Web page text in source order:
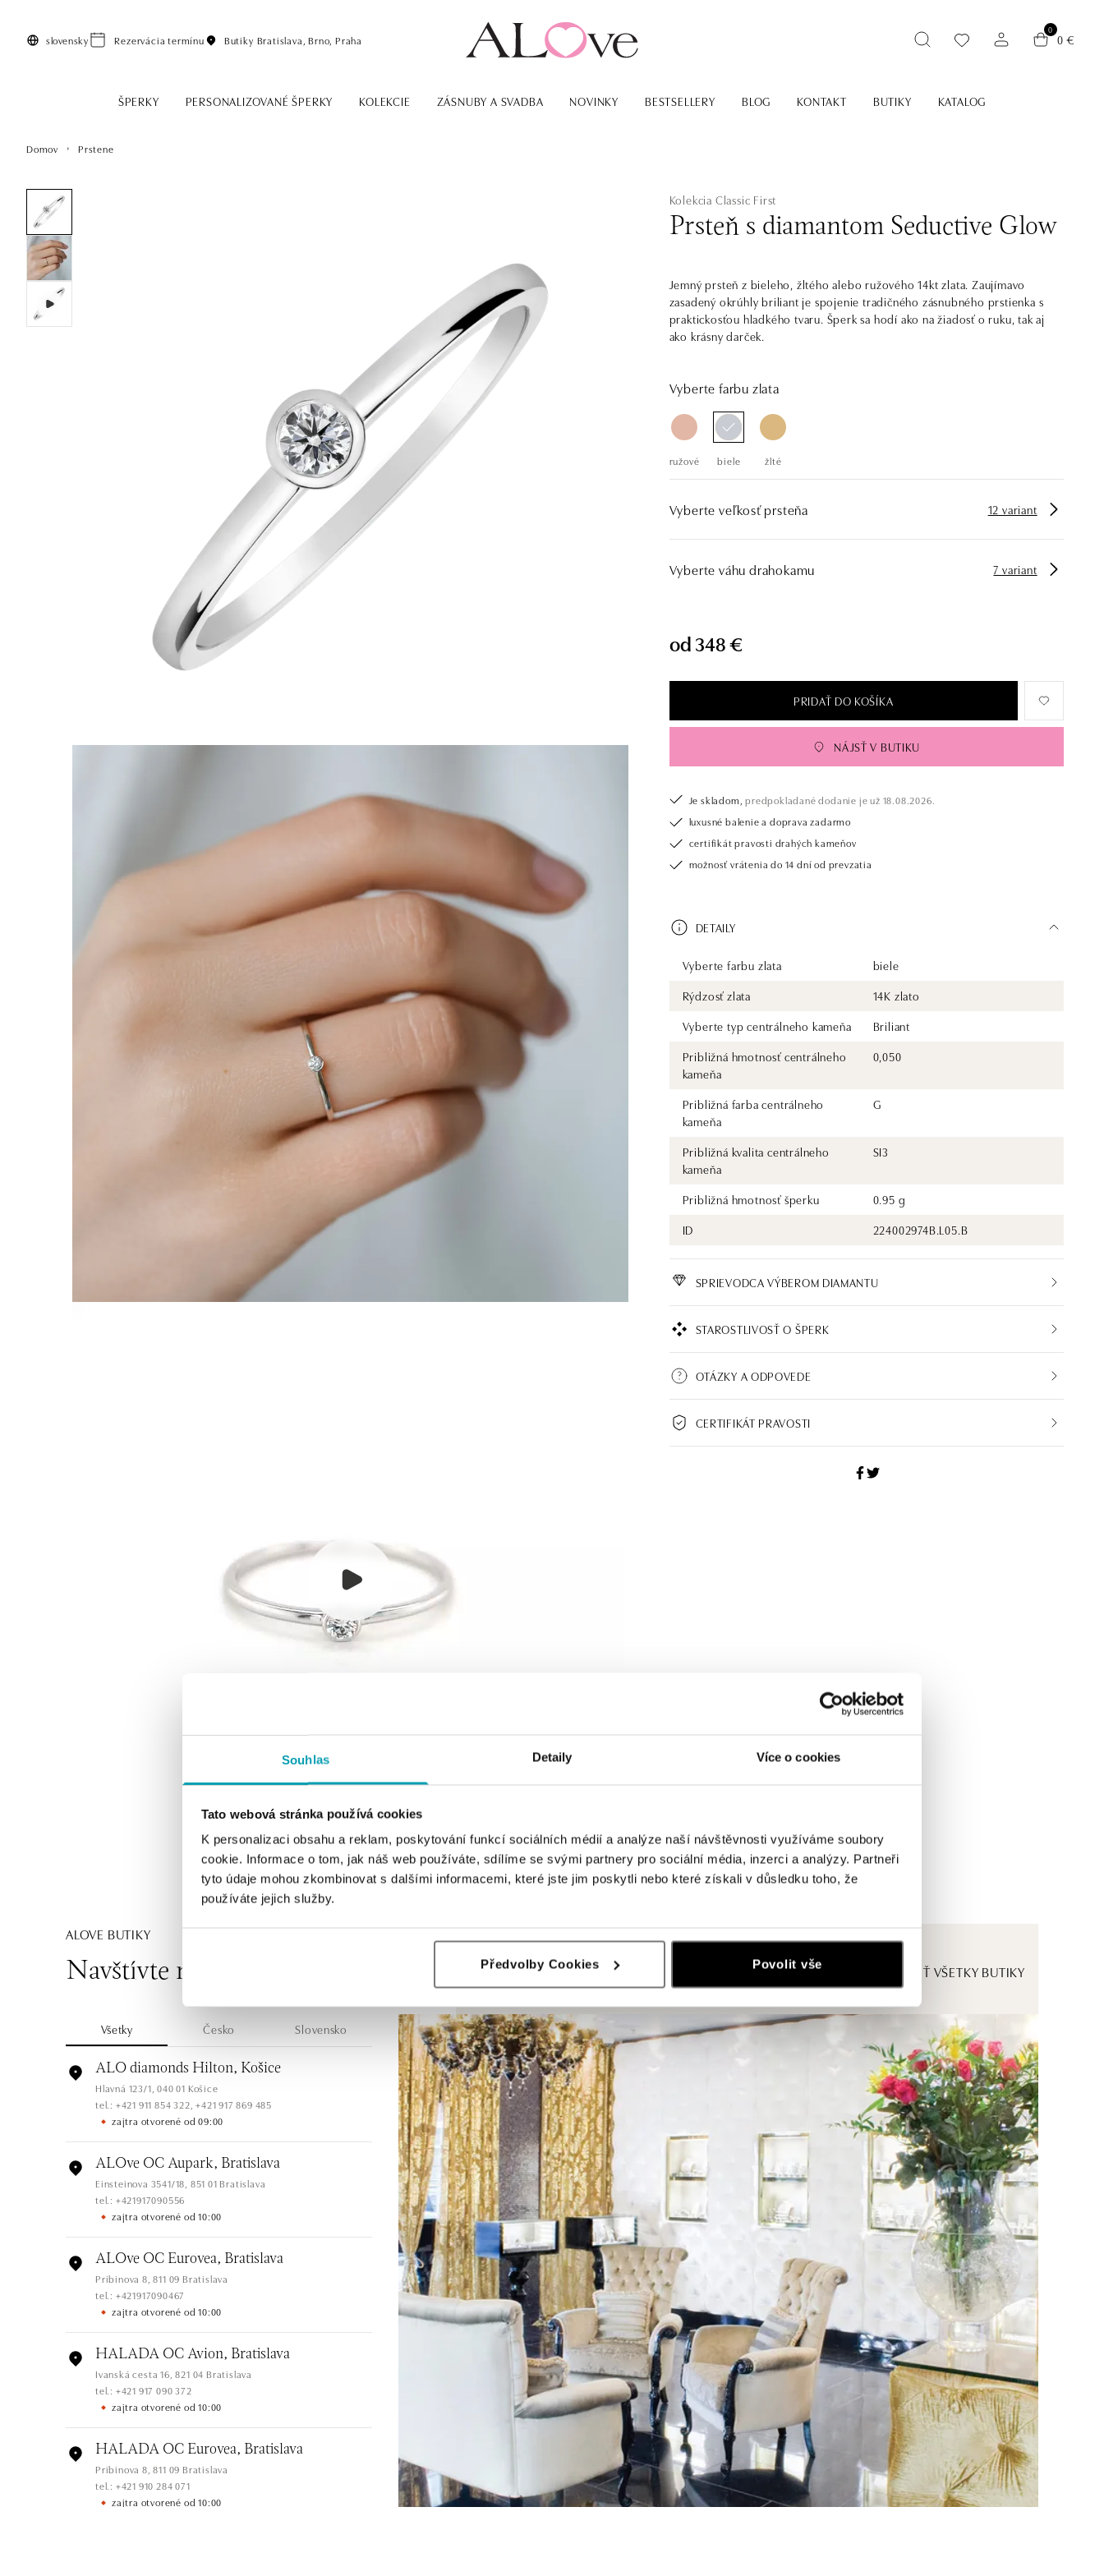
Souhlas Detaily Více o cookies
Tato webová stránka používá cookies
K personalizaci obsahu a reklam, poskytování funkcí sociálních médií a analýze naší návštěvnosti využíváme soubory
cookie. Informace o tom, jak náš web používáte, sdílíme se svými partnery pro sociální média, inzerci a analýzy. Partneři
tyto údaje mohou zkombinovat s dalšími informacemi, které jste jim poskytli nebo které získali v důsledku toho, že
používáte jejich služby.
Předvolby Cookies Povolit vše
slovensky Rezervácia termínu Butiky Bratislava, Brno, Praha
0
0 €
ŠPERKY PERSONALIZOVANÉ ŠPERKY KOLEKCIE ZÁSNUBY A SVADBA NOVINKY BESTSELLERY BLOG KONTAKT BUTIKY KATALOG
Domov Prstene
Kolekcia Classic First
Prsteň s diamantom Seductive Glow
Jemný prsteň z bieleho, žltého alebo ružového 14kt zlata. Zaujímavo
zasadený okrúhly briliant je spojenie tradičného zásnubného prstienka s
praktickosťou hladkého tvaru. Šperk sa hodí ako na žiadosť o ruku, tak aj
ako krásny darček.
Vyberte farbu zlata
ružové biele žlté
Vyberte veľkosť prsteňa 12 variant
Vyberte váhu drahokamu 7 variant
od 348 €
PRIDAŤ DO KOŠÍKA
NÁJSŤ V BUTIKU
Je skladom, predpokladané dodanie je už 18.08.2026.
luxusné balenie a doprava zadarmo
certifikát pravosti drahých kameňov
možnosť vrátenia do 14 dní od prevzatia
DETAILY
Vyberte farbu zlata
biele
Rýdzosť zlata
14K zlato
Vyberte typ centrálneho kameňa
Briliant
Približná hmotnosť centrálneho
kameňa
0,050
Približná farba centrálneho
kameňa
G
Približná kvalita centrálneho
kameňa
SI3
Približná hmotnosť šperku
0.95 g
ID
224002974B.L05.B
SPRIEVODCA VÝBEROM DIAMANTU
STAROSTLIVOSŤ O ŠPERK
OTÁZKY A ODPOVEDE
CERTIFIKÁT PRAVOSTI
ALOVE BUTIKY
Navštívte naše butiky ZOBRAZIŤ VŠETKY BUTIKY
Všetky Česko Slovensko
ALO diamonds Hilton, Košice
Hlavná 123/1, 040 01 Košice
tel.: +421 911 854 322, +421 917 869 485
zajtra otvorené od 09:00
ALOve OC Aupark, Bratislava
Einsteinova 3541/18, 851 01 Bratislava
tel.: +421917090556
zajtra otvorené od 10:00
ALOve OC Eurovea, Bratislava
Pribinova 8, 811 09 Bratislava
tel.: +421917090467
zajtra otvorené od 10:00
HALADA OC Avion, Bratislava
Ivanská cesta 16, 821 04 Bratislava
tel.: +421 917 090 372
zajtra otvorené od 10:00
HALADA OC Eurovea, Bratislava
Pribinova 8, 811 09 Bratislava
tel.: +421 910 284 071
zajtra otvorené od 10:00